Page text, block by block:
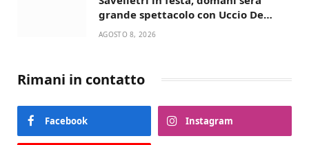
grande spettacolo con Uccio De
Santis
AGOSTO 8, 2026
Rimani in contatto
Facebook Instagram